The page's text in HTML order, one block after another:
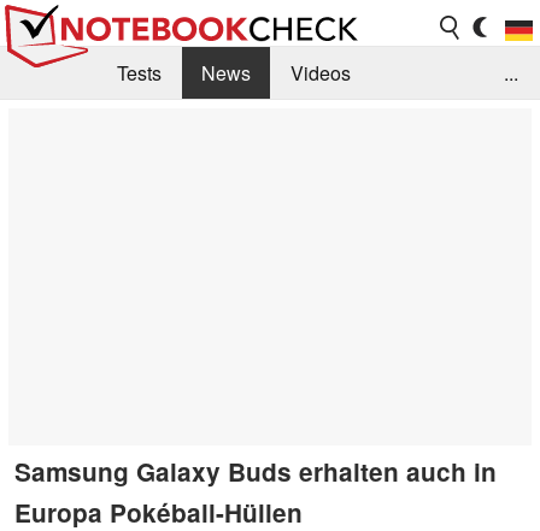
Tests News
Videos
...
Samsung Galaxy Buds erhalten auch in
Europa Pokéball-Hüllen